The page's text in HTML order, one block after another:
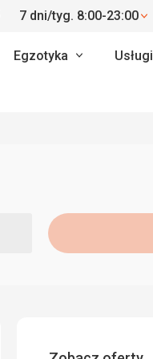
7 dni/tyg. 8:00-23:00
Egzotyka Usługi